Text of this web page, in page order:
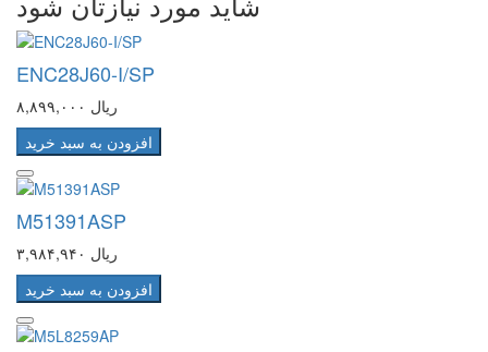
ENC28J60-I/SP
۸,۸۹۹,۰۰۰ ریال
افزودن به سبد خرید
M51391ASP
۳,۹۸۴,۹۴۰ ریال
افزودن به سبد خرید